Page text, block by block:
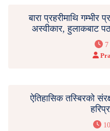
बारा प्रहरीमाथि गम्भीर
अस्वीकार, हुलाकबाट
ऐतिहासिक तस्बिरको